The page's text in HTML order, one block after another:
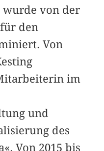
wurde von der
den
Von
im
und
des
Von 2015 bis